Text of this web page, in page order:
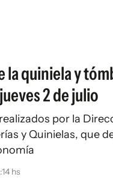
la quiniela y
2 de julio
por la
y Quinielas, que
hs